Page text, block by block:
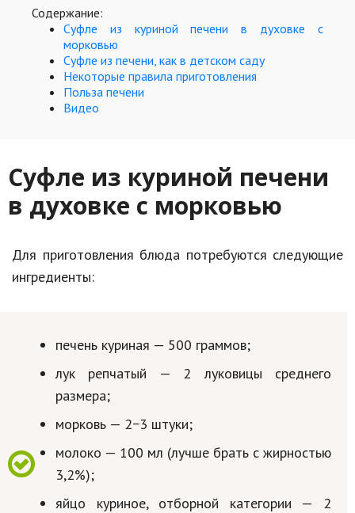
Недвижимость
Спорт и фитнес
Психология и отношения
Творчество и рукоделие
Работа и бизнес
Животные
Праздники и подарки
Семья и дети
Путешествия
Строительство
Культура и общество
Мода и стиль
Содержание:
Суфле из куриной печени в духовке с
морковью
Суфле из печени, как в детском саду
Некоторые правила приготовления
Польза печени
Видео
Суфле из куриной печени
в духовке с морковью
Для приготовления блюда потребуются следующие
ингредиенты:
печень куриная — 500 граммов;
лук репчатый — 2 луковицы среднего
размера;
морковь — 2−3 штуки;
молоко — 100 мл (лучше брать с жирностью
3,2%);
яйцо куриное, отборной категории — 2